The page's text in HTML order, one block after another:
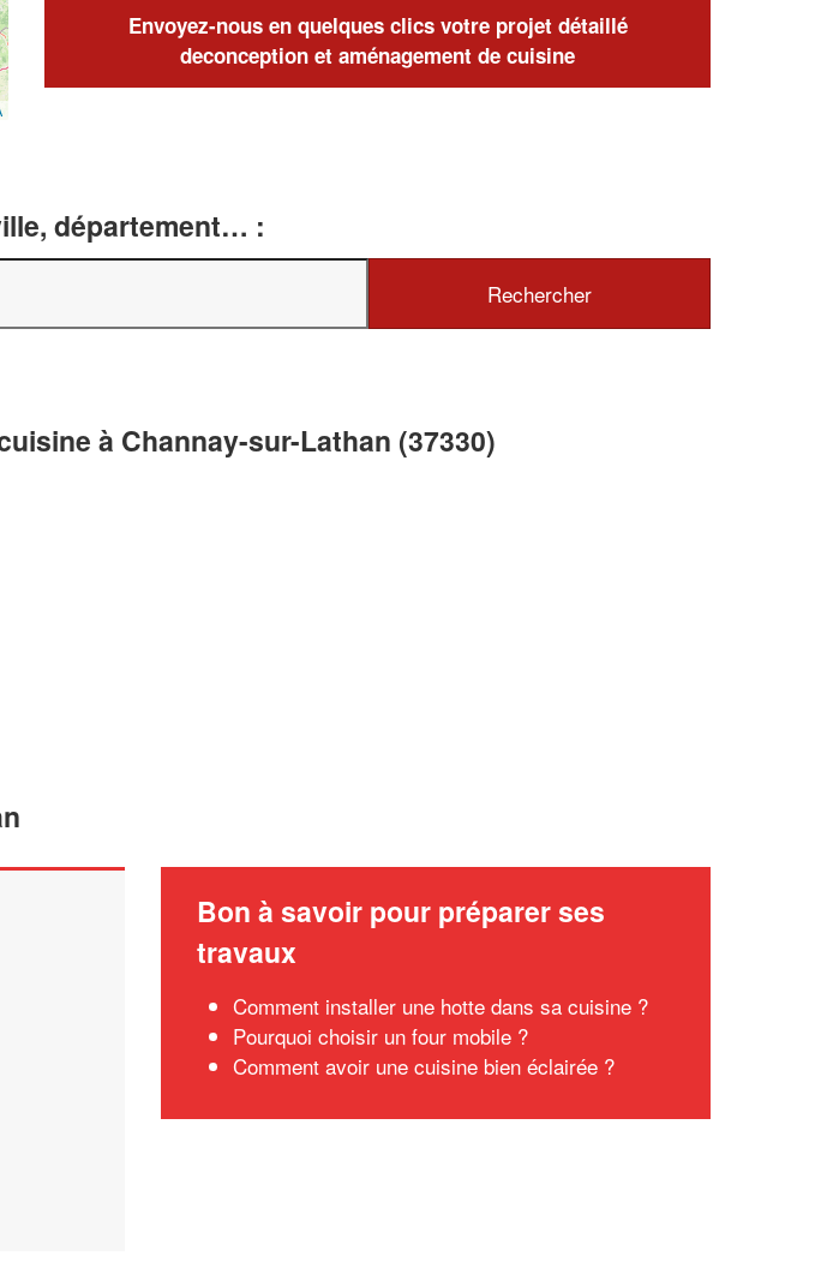
Envoyez-nous en quelques clics votre projet détaillé
deconception et aménagement de cuisine
département… :
à Channay-sur-Lathan (37330)
Bon à savoir pour préparer ses
travaux
Comment installer une hotte dans sa cuisine ?
Pourquoi choisir un four mobile ?
Comment avoir une cuisine bien éclairée ?
✕
Vous êtes un